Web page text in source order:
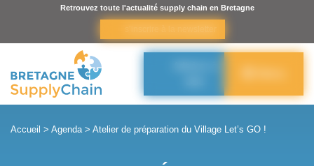
Retrouvez toute l'actualité supply chain en Bretagne
Accueil > Agenda > Atelier de préparation du Village Let’s GO !
Panneau de gestion des cookies